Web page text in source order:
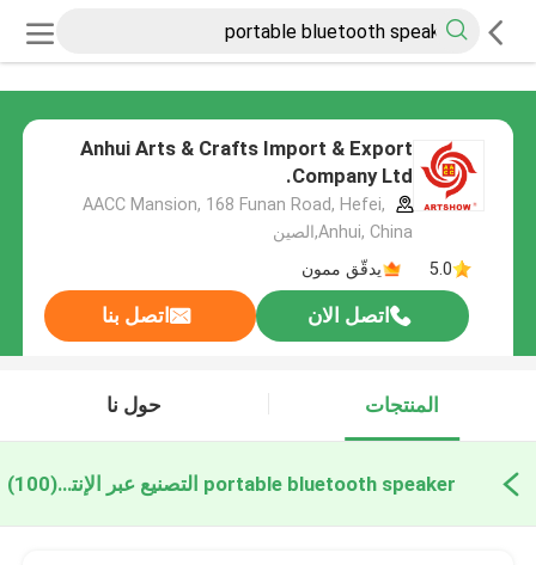
Anhui Arts & Crafts Import & Export
Company Ltd.
AACC Mansion, 168 Funan Road, Hefei,
Anhui, China,الصين
5.0
يدقّق ممون
اتصل الان اتصل بنا
المنتجات حول نا
portable bluetooth speaker التصنيع عبر الإنترنت(100)